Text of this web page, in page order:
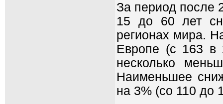
За период после
15 до 60 лет
регионах мира.
Европе (с 163 в
несколько
Наименьшее
на 3% (со 110 до